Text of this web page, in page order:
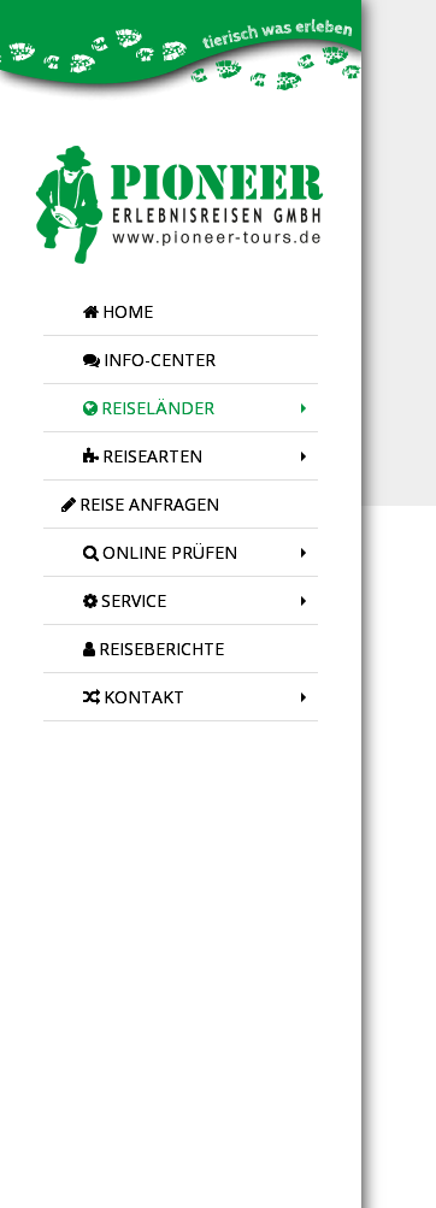
HOME
INFO-CENTER
REISELÄNDER
REISEARTEN
REISE ANFRAGEN
ONLINE PRÜFEN
SERVICE
REISEBERICHTE
KONTAKT